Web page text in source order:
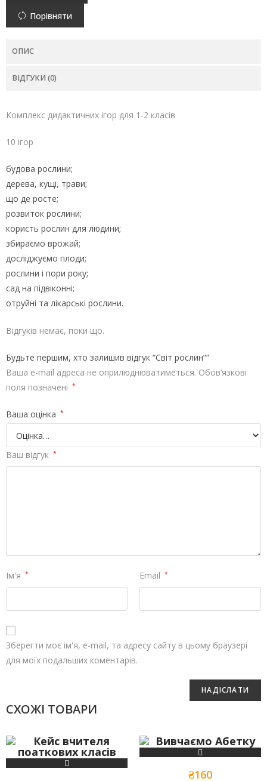
Порівняти
ОПИС
ВІДГУКИ (0)
Комплекс дидактичних ігор для 1-2 класів
10 ігор
будова рослини;
дерева, кущі, трави;
що де росте;
розвиток рослини;
користь рослин для людини;
збираємо врожай;
досліджуємо плоди;
рослини і пори року;
сад на підвіконні;
отруйні та лікарські рослини.
Відгуків немає, поки що.
Будьте першим, хто залишив відгук “Світ рослин”“
Ваша e-mail адреса не оприлюднюватиметься. Обов’язкові
поля позначені *
Ваша оцінка *
Ваш відгук *
Ім'я * Email *
Зберегти моє ім'я, e-mail, та адресу сайту в цьому браузері
для моїх подальших коментарів.
СХОЖІ ТОВАРИ
₴160